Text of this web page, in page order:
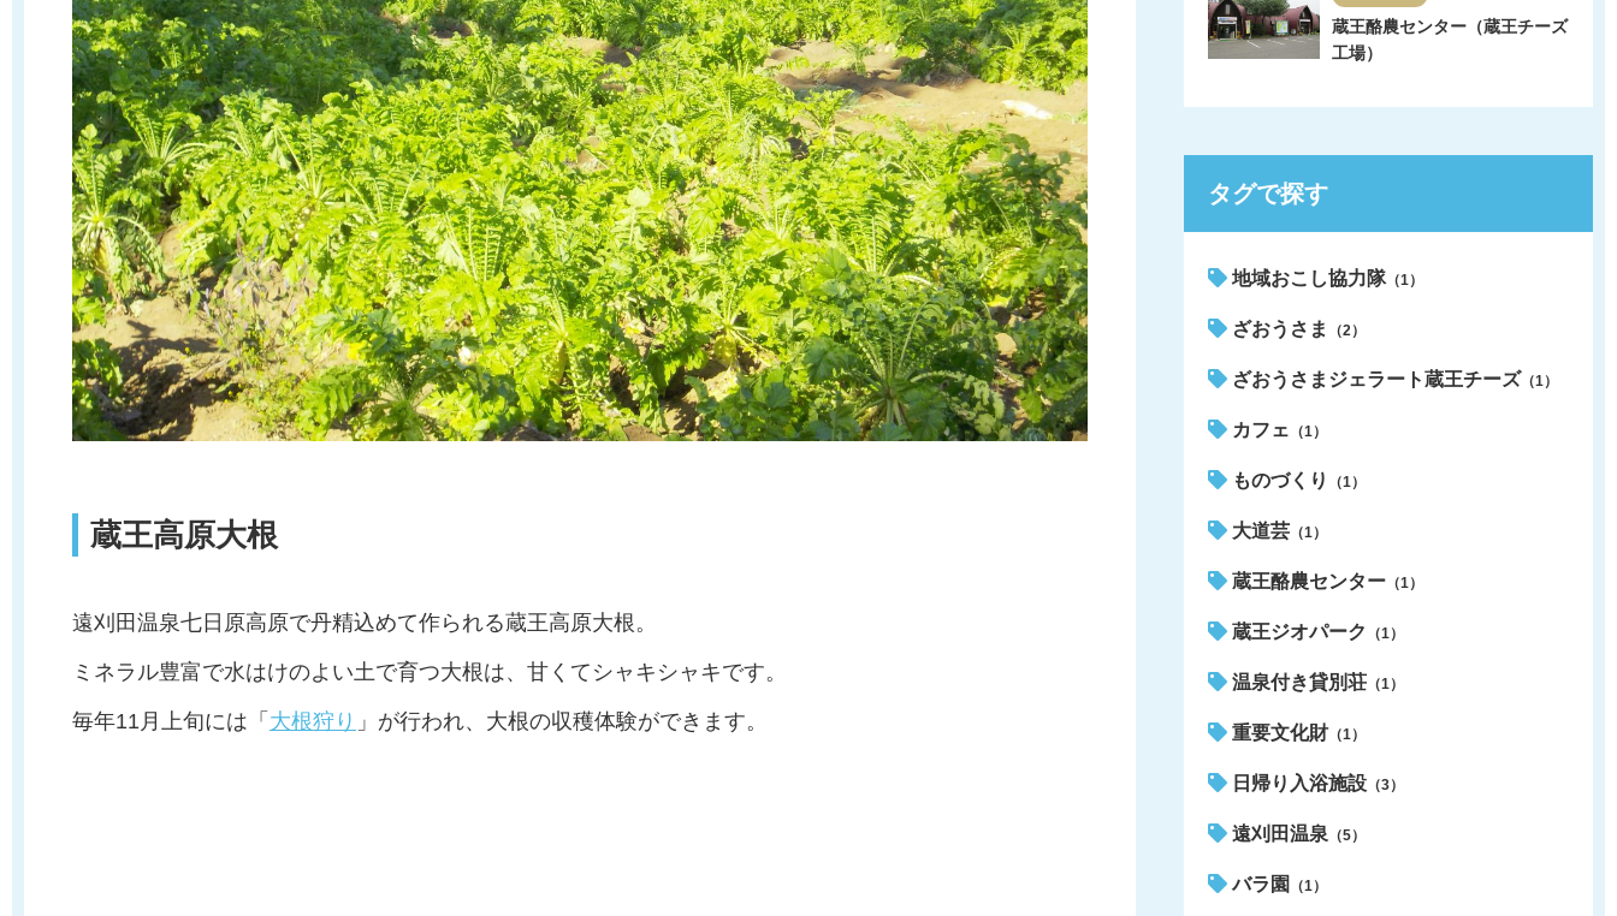
蔵王高原大根
遠刈田温泉七日原高原で丹精込めて作られる蔵王高原大根。
ミネラル豊富で水はけのよい土で育つ大根は、甘くてシャキシャキです。
毎年11月上旬には「 大根狩り 」が行われ、大根の収穫体験ができます。
蔵王酪農センター（蔵王チーズ
工場）
タグで探す
地域おこし協力隊（1）
ざおうさま （2）
ざおうさまジェラート蔵王チーズ （1）
カフェ （1）
ものづくり （1）
大道芸 （1）
蔵王酪農センター （1）
蔵王ジオパーク （1）
温泉付き貸別荘 （1）
重要文化財 （1）
日帰り入浴施設 （3）
遠刈田温泉 （5）
バラ園 （1）